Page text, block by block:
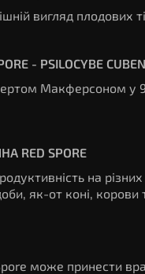
вигляд плодових
- PSILOCYBE
Макферсоном у
RED SPORE
на
як-от коні, корови
може принести